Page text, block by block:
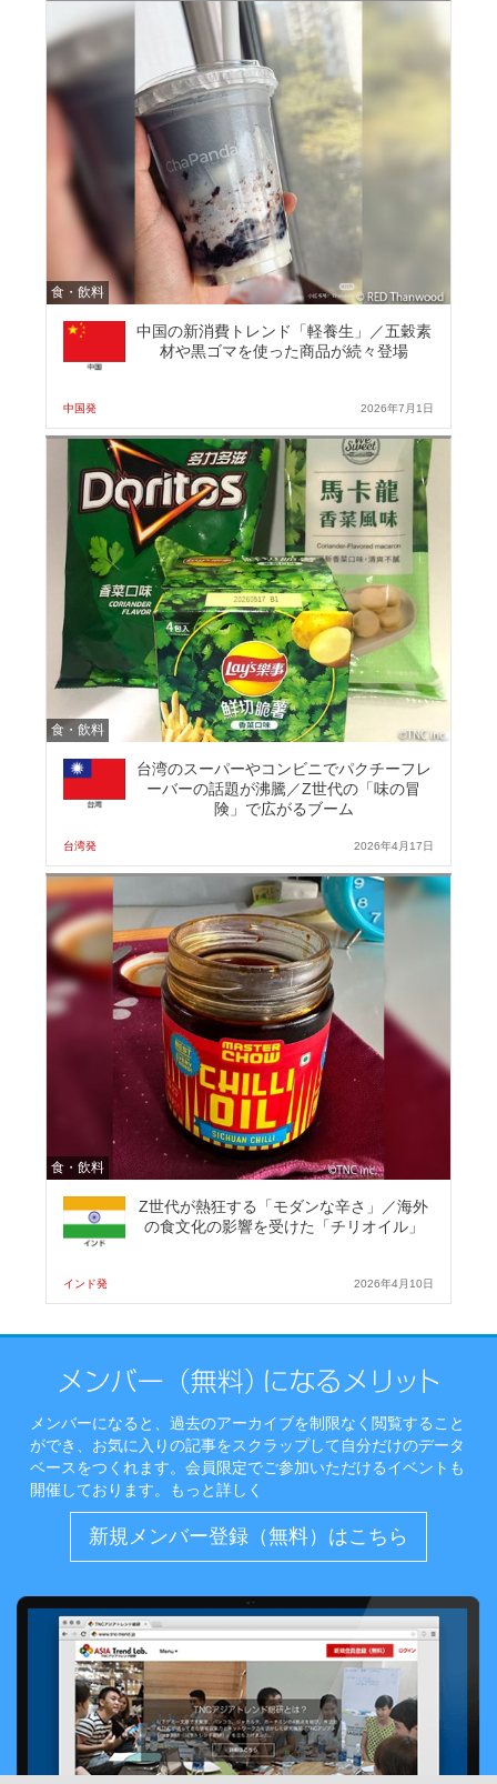
食・飲料
中国の新消費トレンド「軽養生」／五穀素
材や黒ゴマを使った商品が続々登場
中国発 2026年7月1日
食・飲料
台湾のスーパーやコンビニでパクチーフレ
ーバーの話題が沸騰／Z世代の「味の冒
険」で広がるブーム
台湾発 2026年4月17日
食・飲料
Z世代が熱狂する「モダンな辛さ」／海外
の食文化の影響を受けた「チリオイル」
インド発 2026年4月10日
メンバーになると、過去のアーカイブを制限なく閲覧すること
ができ、お気に入りの記事をスクラップして自分だけのデータ
ベースをつくれます。会員限定でご参加いただけるイベントも
開催しております。
もっと詳しく
新規メンバー登録（無料）はこちら